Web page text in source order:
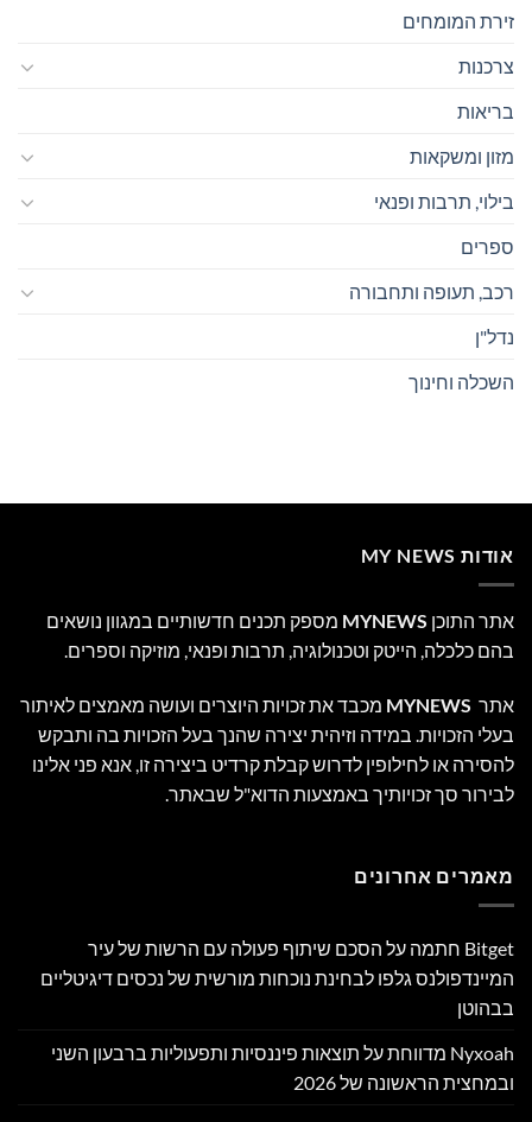
זירת המומחים
צרכנות
בריאות
מזון ומשקאות
בילוי, תרבות ופנאי
ספרים
רכב, תעופה ותחבורה
נדל"ן
השכלה וחינוך
אודות MY NEWS
אתר התוכן MYNEWS מספק תכנים חדשותיים במגוון נושאים
בהם כלכלה, הייטק וטכנולוגיה, תרבות ופנאי, מוזיקה וספרים.
אתר MYNEWS מכבד את זכויות היוצרים ועושה מאמצים לאיתור
בעלי הזכויות. במידה וזיהית יצירה שהנך בעל הזכויות בה ותבקש
להסירה או לחילופין לדרוש קבלת קרדיט ביצירה זו, אנא פני אלינו
לבירור סך זכויותיך באמצעות הדוא"ל שבאתר.
מאמרים אחרונים
Bitget חתמה על הסכם שיתוף פעולה עם הרשות של עיר
המיינדפולנס גלפו לבחינת נוכחות מורשית של נכסים דיגיטליים
בבהוטן
Nyxoah מדווחת על תוצאות פיננסיות ותפעוליות ברבעון השני
ובמחצית הראשונה של 2026